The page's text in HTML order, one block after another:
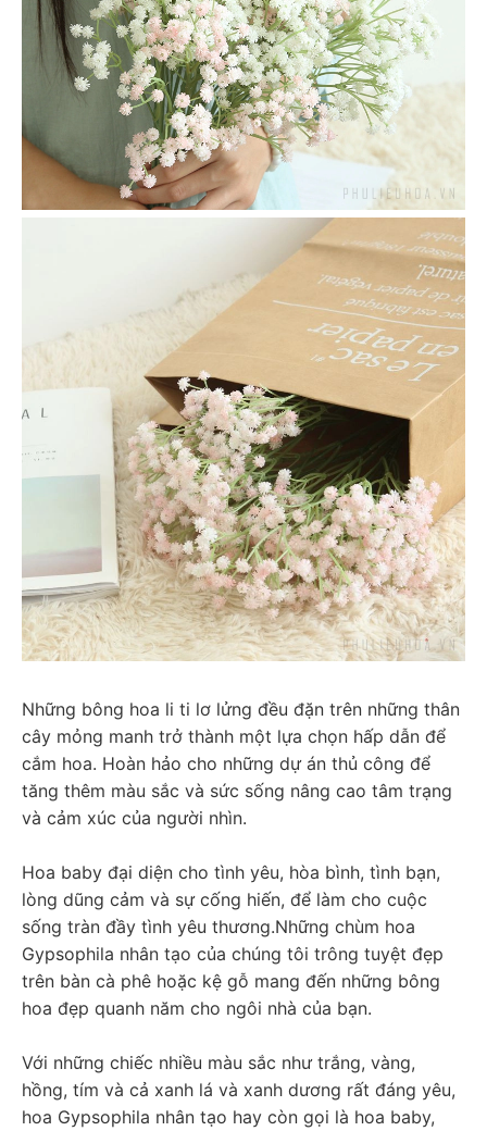
Những bông hoa li ti lơ lửng đều đặn trên những thân
cây mỏng manh trở thành một lựa chọn hấp dẫn để
cắm hoa. Hoàn hảo cho những dự án thủ công để
tăng thêm màu sắc và sức sống nâng cao tâm trạng
và cảm xúc của người nhìn.
Hoa baby đại diện cho tình yêu, hòa bình, tình bạn,
lòng dũng cảm và sự cống hiến, để làm cho cuộc
sống tràn đầy tình yêu thương.Những chùm hoa
Gypsophila nhân tạo của chúng tôi trông tuyệt đẹp
trên bàn cà phê hoặc kệ gỗ mang đến những bông
hoa đẹp quanh năm cho ngôi nhà của bạn.
Với những chiếc nhiều màu sắc như trắng, vàng,
hồng, tím và cả xanh lá và xanh dương rất đáng yêu,
hoa Gypsophila nhân tạo hay còn gọi là hoa baby,